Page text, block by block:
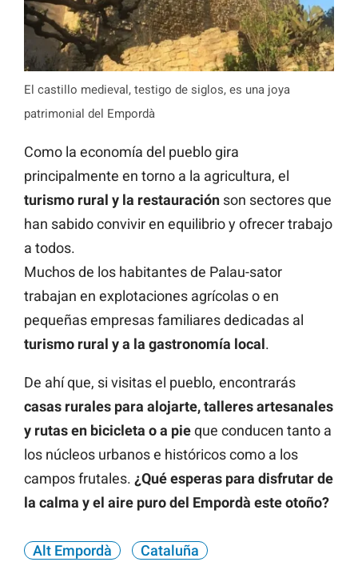
El castillo medieval, testigo de siglos, es una joya
patrimonial del Empordà
Como la economía del pueblo gira
principalmente en torno a la agricultura, el
turismo rural y la restauración son sectores que
han sabido convivir en equilibrio y ofrecer trabajo
a todos.
Muchos de los habitantes de Palau-sator
trabajan en explotaciones agrícolas o en
pequeñas empresas familiares dedicadas al
turismo rural y a la gastronomía local.
De ahí que, si visitas el pueblo, encontrarás
casas rurales para alojarte, talleres artesanales
y rutas en bicicleta o a pieque conducen tanto a
los núcleos urbanos e históricos como a los
campos frutales. ¿Qué esperas para disfrutar de
la calma y el aire puro del Empordà este otoño?
Alt Empordà Cataluña